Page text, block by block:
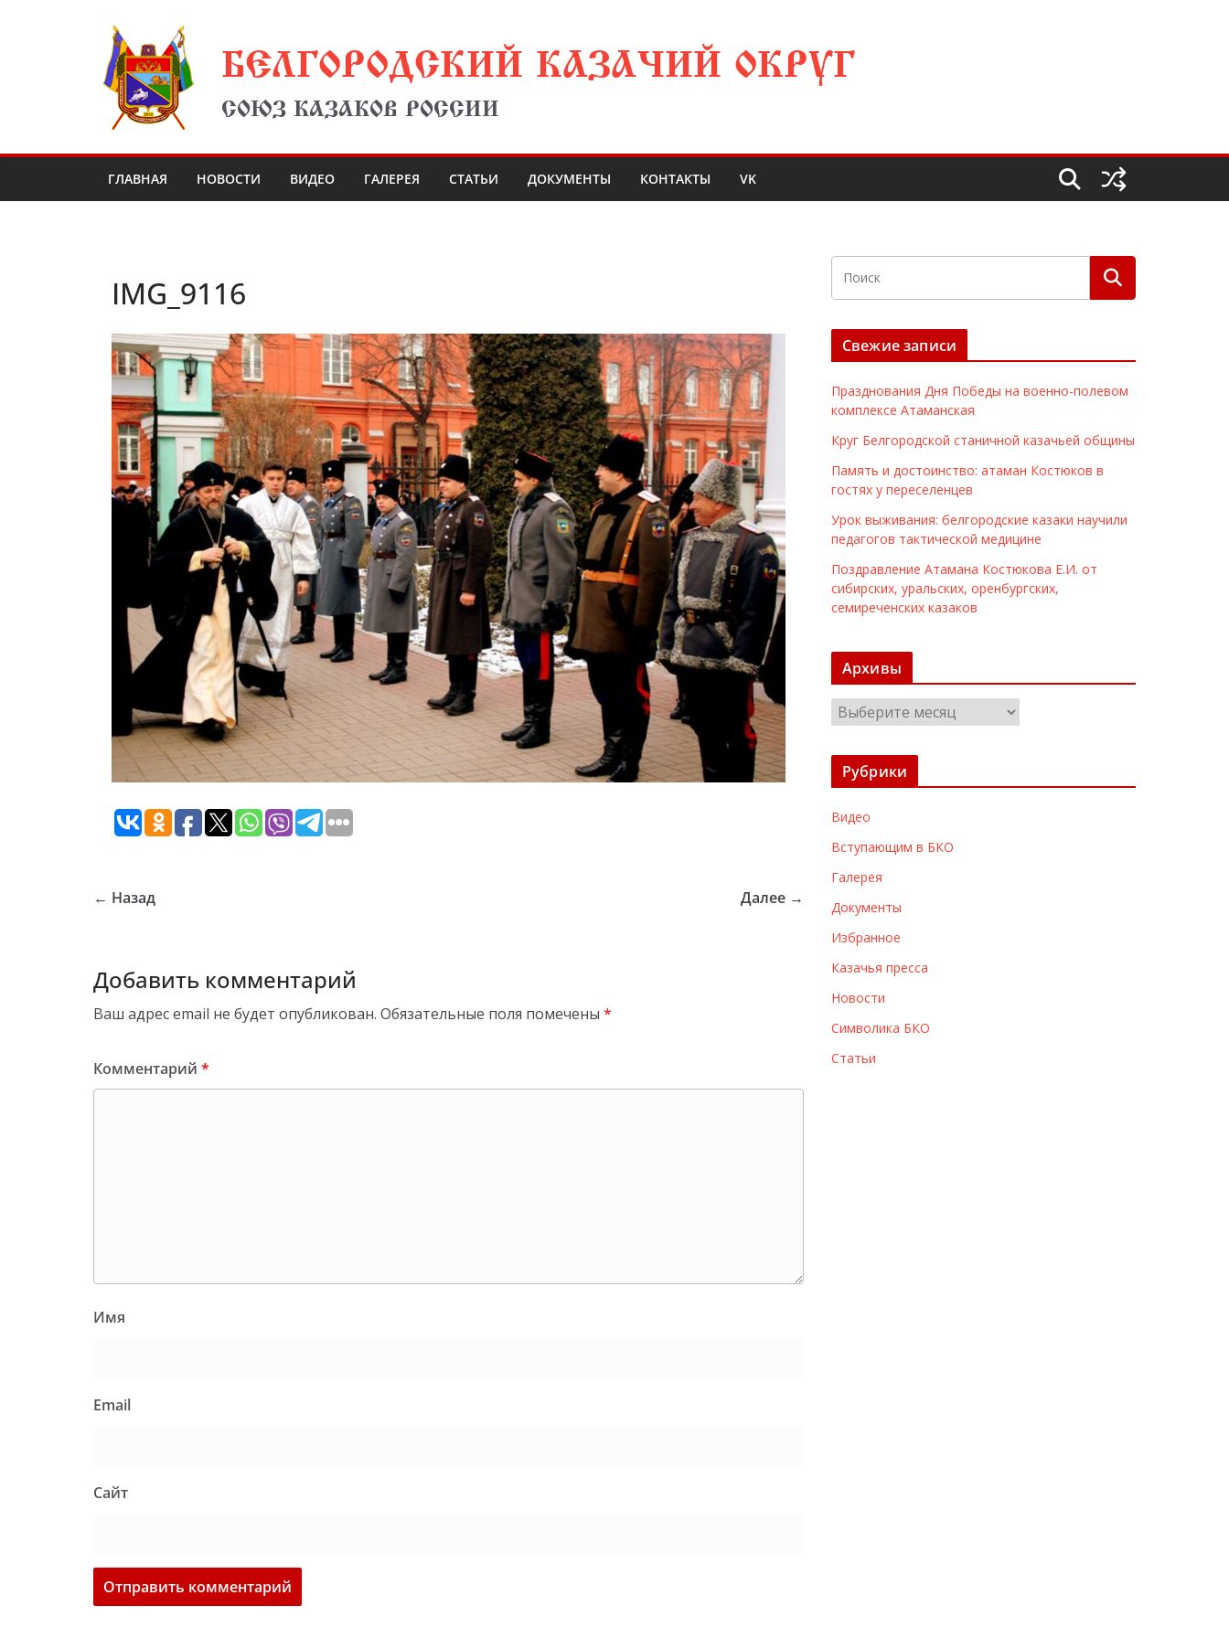
БЕЛГОРОДСКИЙ КАЗАЧИЙ ОКРУГ
СОЮЗ КАЗАКОВ РОССИИ
ГЛАВНАЯ НОВОСТИ ВИДЕО ГАЛЕРЕЯ СТАТЬИ ДОКУМЕНТЫ КОНТАКТЫ VK
IMG_9116
← Назад Далее →
Добавить комментарий
Ваш адрес email не будет опубликован. Обязательные поля помечены *
Комментарий *
Имя
Email
Сайт
Свежие записи
Празднования Дня Победы на военно-полевом
комплексе Атаманская
Круг Белгородской станичной казачьей общины
Память и достоинство: атаман Костюков в
гостях у переселенцев
Урок выживания: белгородские казаки научили
педагогов тактической медицине
Поздравление Атамана Костюкова Е.И. от
сибирских, уральских, оренбургских,
семиреченских казаков
Архивы
р
х
ы
Рубрики
Видео
Вступающим в БКО
Галерея
Документы
Избранное
Казачья пресса
Новости
Символика БКО
Статьи